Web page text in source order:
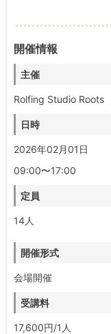
開催情報
主催
Rolfing Studio Roots
日時
2026年02月01日
09:00〜17:00
定員
14人
開催形式
会場開催
受講料
17,600円/1人